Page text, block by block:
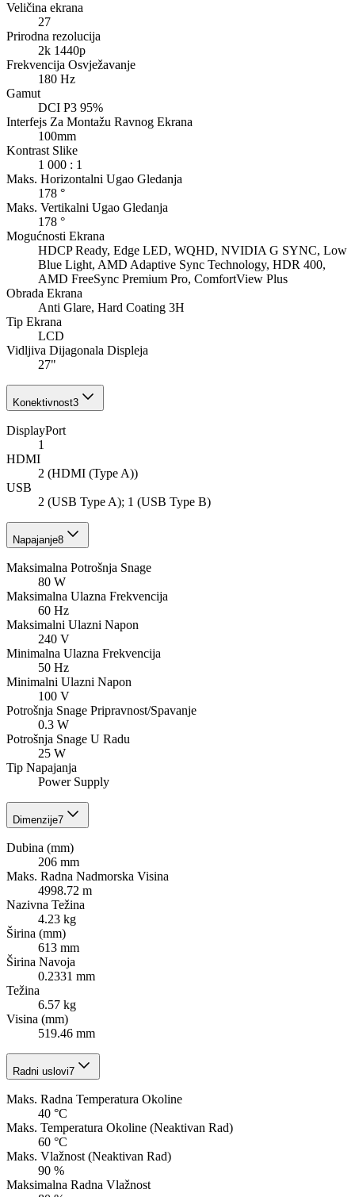
Veličina ekrana
27
Prirodna rezolucija
2k 1440p
Frekvencija Osvježavanje
180 Hz
Gamut
DCI P3 95%
Interfejs Za Montažu Ravnog Ekrana
100mm
Kontrast Slike
1 000 : 1
Maks. Horizontalni Ugao Gledanja
178 °
Maks. Vertikalni Ugao Gledanja
178 °
Mogućnosti Ekrana
HDCP Ready, Edge LED, WQHD, NVIDIA G SYNC, Low
Blue Light, AMD Adaptive Sync Technology, HDR 400,
AMD FreeSync Premium Pro, ComfortView Plus
Obrada Ekrana
Anti Glare, Hard Coating 3H
Tip Ekrana
LCD
Vidljiva Dijagonala Displeja
27"
Konektivnost3
DisplayPort
1
HDMI
2 (HDMI (Type A))
USB
2 (USB Type A); 1 (USB Type B)
Napajanje8
Maksimalna Potrošnja Snage
80 W
Maksimalna Ulazna Frekvencija
60 Hz
Maksimalni Ulazni Napon
240 V
Minimalna Ulazna Frekvencija
50 Hz
Minimalni Ulazni Napon
100 V
Potrošnja Snage Pripravnost/Spavanje
0.3 W
Potrošnja Snage U Radu
25 W
Tip Napajanja
Power Supply
Dimenzije7
Dubina (mm)
206 mm
Maks. Radna Nadmorska Visina
4998.72 m
Nazivna Težina
4.23 kg
Širina (mm)
613 mm
Širina Navoja
0.2331 mm
Težina
6.57 kg
Visina (mm)
519.46 mm
Radni uslovi7
Maks. Radna Temperatura Okoline
40 °C
Maks. Temperatura Okoline (Neaktivan Rad)
60 °C
Maks. Vlažnost (Neaktivan Rad)
90 %
Maksimalna Radna Vlažnost